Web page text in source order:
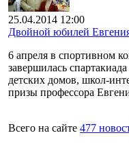
25.04.2014 12:00
Двойной юбилей
6 апреля в спортивном
завершилась
детских домов, школ-
призы профессора
Всего на сайте 477